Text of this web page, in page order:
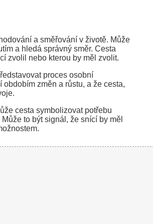
a směřování v životě. Může
a hledá správný směr. Cesta
zvolil nebo kterou by měl zvolit.
proces osobní
změn a růstu, a že cesta,
cesta symbolizovat potřebu
to být signál, že snící by měl